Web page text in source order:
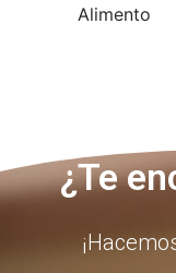
Alimento
¿Te